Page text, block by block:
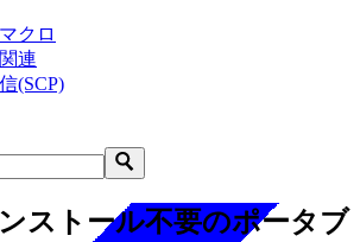
クロ
連
(SCP)
ストール不要のポータブ